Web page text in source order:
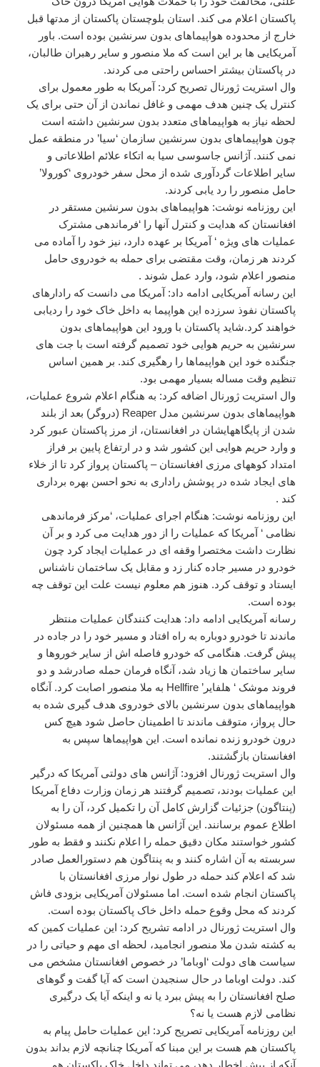
پاکستان اعلام می کند. استان بلوچستان پاکستان از مدتها قبل
خارج از محدوده هواپیماهای بدون سرنشین بوده است. باور
آمریکایی ها بر این است که ملا منصور و سایر رهبران طالبان،
در پاکستان بیشتر احساس راحتی می کردند.
وال استریت ژورنال تصریح کرد: آمریکا به طور معمول برای
کنترل یک چنین هدف مهمی و غافل نماندن از آن حتی برای یک
لحظه نیاز به هواپیماهای متعدد بدون سرنشین داشته است
چون هواپیماهای بدون سرنشین سازمان ‘سیا’ در منطقه عمل
نمی کنند. آژانس جاسوسی سیا به اتکاء علائم اطلاعاتی و
سایر اطلاعات گردآوری شده از محل سفر خودروی ‘کورولا’
حامل منصور را رد یابی کردند.
این روزنامه نوشت: هواپیماهای بدون سرنشین مستقر در
افغانستان که هدایت و کنترل آنها را ‘فرماندهی مشترک
عملیات های ویژه ‘ آمریکا بر عهده دارد، نیز خود را آماده می
کردند هر زمان، وقت مقتضی برای حمله به خودروی حامل
منصور اعلام شود، وارد عمل شوند .
این رسانه آمریکایی ادامه داد: آمریکا می دانست که رادارهای
پاکستان نفوذ سرزده این هواپیما به داخل خاک خود را ردیابی
خواهند کرد.شاید پاکستان با ورود این هواپیماهای بدون
سرنشین به حریم هوایی خود تصمیم گرفته است با جت های
جنگنده خود این هواپیماها را رهگیری کند. بر همین اساس
تنظیم وقت مساله بسیار مهمی بود.
وال استریت ژورنال اضافه کرد: به هنگام اعلام شروع عملیات،
هواپیماهای بدون سرنشین مدل Reaper (دروگر) بعد از بلند
شدن از پایگاههایشان در افغانستان، از مرز پاکستان عبور کرد
و وارد حریم هوایی این کشور شد و در ارتفاع پایین بر فراز
امتداد کوههای مرزی افغانستان – پاکستان پرواز کرد تا از خلاء
های ایجاد شده در پوشش راداری به نحو احسن بهره برداری
کند .
این روزنامه نوشت: هنگام اجرای عملیات، ‘مرکز فرماندهی
نظامی ‘ آمریکا که عملیات را از دور هدایت می کرد و بر آن
نظارت داشت مختصرا وقفه ای در عملیات ایجاد کرد چون
خودرو در مسیر جاده کنار زد و مقابل یک ساختمان ناشناس
ایستاد و توقف کرد. هنوز هم معلوم نیست علت این توقف چه
بوده است.
رسانه آمریکایی ادامه داد: هدایت کنندگان عملیات منتظر
ماندند تا خودرو دوباره به راه افتاد و مسیر خود را در جاده در
پیش گرفت. هنگامی که خودرو فاصله اش از سایر خوروها و
سایر ساختمان ها زیاد شد، آنگاه فرمان حمله صادرشد و دو
فروند موشک ‘ هلفایر’ Hellfire به ملا منصور اصابت کرد. آنگاه
هواپیماهای بدون سرنشین بالای خودروی هدف گیری شده به
حال پرواز، متوقف ماندند تا اطمینان حاصل شود هیچ کس
درون خودرو زنده نمانده است. این هواپیماها سپس به
افغانستان بازگشتند.
وال استریت ژورنال افزود: آژانس های دولتی آمریکا که درگیر
این عملیات بودند، تصمیم گرفتند هر زمان وزارت دفاع آمریکا
(پنتاگون) جزئیات گزارش کامل آن را تکمیل کرد، آن را به
اطلاع عموم برسانند. این آژانس ها همچنین از همه مسئولان
کشور خواستند مکان دقیق حمله را اعلام نکنند و فقط به طور
سربسته به آن اشاره کنند و به پنتاگون هم دستورالعمل صادر
شد که اعلام کند حمله در طول نوار مرزی افغانستان با
پاکستان انجام شده است. اما مسئولان آمریکایی بزودی فاش
کردند که محل وقوع حمله داخل خاک پاکستان بوده است.
وال استریت ژورنال در ادامه تشریح کرد: این عملیات کمین که
به کشته شدن ملا منصور انجامید، لحظه ای مهم و حیاتی را در
سیاست های دولت ‘اوباما’ در خصوص افغانستان مشخص می
کند. دولت اوباما در حال سنجیدن است که آیا گفت و گوهای
صلح افغانستان را به پیش ببرد یا نه و اینکه آیا یک درگیری
نظامی لازم هست یا نه؟
این روزنامه آمریکایی تصریح کرد: این عملیات حامل پیام به
پاکستان هم هست بر این مبنا که آمریکا چنانچه لازم بداند بدون